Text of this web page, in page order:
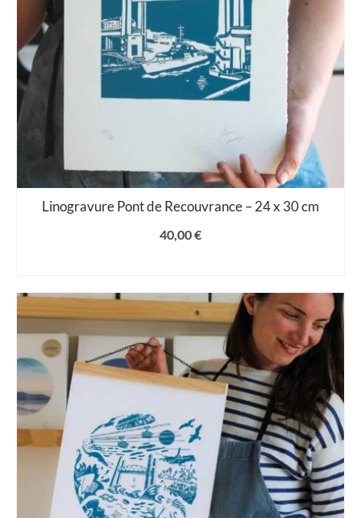
Linogravure Pont de Recouvrance – 24 x 30 cm
40,00€